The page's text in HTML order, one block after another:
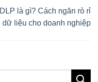
DLP là gì? Cách ngăn rò rỉ
dữ liệu cho doanh nghiệp